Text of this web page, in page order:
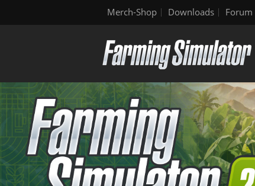
Merch-Shop Downloads Forum